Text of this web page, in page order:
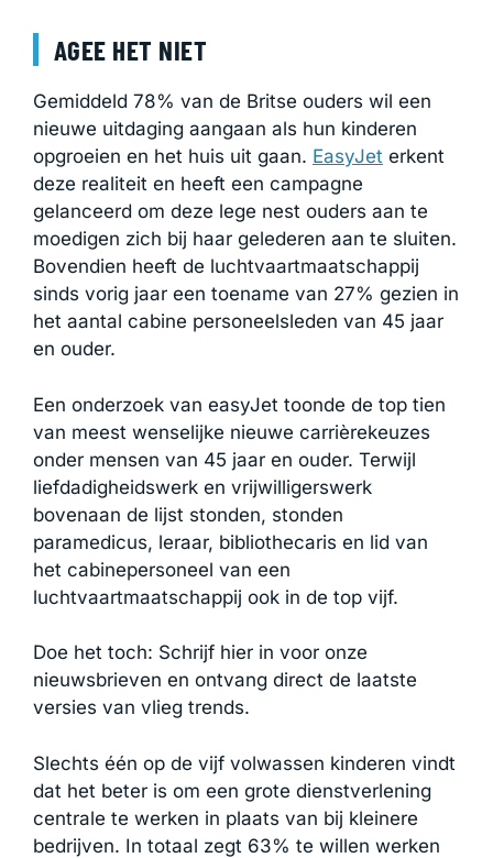
AGEE HET NIET
Gemiddeld 78% van de Britse ouders wil een
nieuwe uitdaging aangaan als hun kinderen
opgroeien en het huis uit gaan. EasyJet erkent
deze realiteit en heeft een campagne
gelanceerd om deze lege nest ouders aan te
moedigen zich bij haar gelederen aan te sluiten.
Bovendien heeft de luchtvaartmaatschappij
sinds vorig jaar een toename van 27% gezien in
het aantal cabine personeelsleden van 45 jaar
en ouder.
Een onderzoek van easyJet toonde de top tien
van meest wenselijke nieuwe carrièrekeuzes
onder mensen van 45 jaar en ouder. Terwijl
liefdadigheidswerk en vrijwilligerswerk
bovenaan de lijst stonden, stonden
paramedicus, leraar, bibliothecaris en lid van
het cabinepersoneel van een
luchtvaartmaatschappij ook in de top vijf.
Doe het toch: Schrijf hier in voor onze
nieuwsbrieven en ontvang direct de laatste
versies van vlieg trends.
Slechts één op de vijf volwassen kinderen vindt
dat het beter is om een grote dienstverlening
centrale te werken in plaats van bij kleinere
bedrijven. In totaal zegt 63% te willen werken